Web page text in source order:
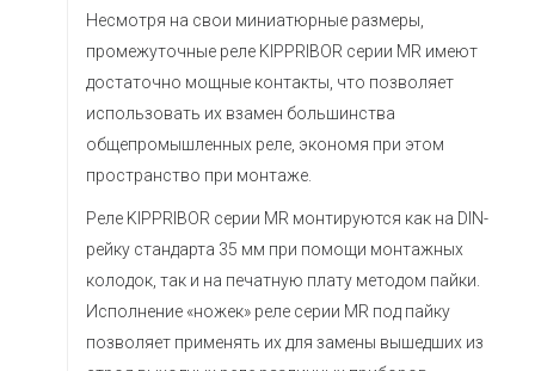
Несмотря на свои миниатюрные размеры,
промежуточные реле KIPPRIBOR серии MR имеют
достаточно мощные контакты, что позволяет
использовать их взамен большинства
общепромышленных реле, экономя при этом
пространство при монтаже.
Реле KIPPRIBOR серии MR монтируются как на DIN-
рейку стандарта 35 мм при помощи монтажных
колодок, так и на печатную плату методом пайки.
Исполнение «ножек» реле серии MR под пайку
позволяет применять их для замены вышедших из